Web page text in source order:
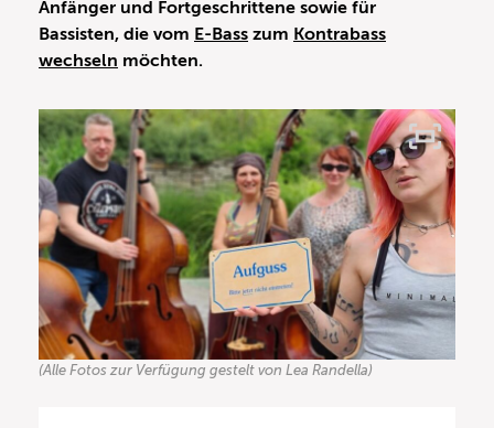
Anfänger und Fortgeschrittene sowie für
Bassisten, die vom E-Bass zum Kontrabass
wechseln möchten.
(Alle Fotos zur Verfügung gestelt von Lea Randella)